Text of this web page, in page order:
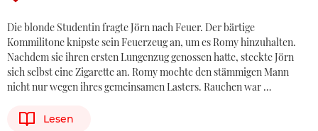
Die blonde Studentin fragte Jörn nach Feuer. Der bärtige
Kommilitone knipste sein Feuerzeug an, um es Romy hinzuhalten.
Nachdem sie ihren ersten Lungenzug genossen hatte, steckte Jörn
sich selbst eine Zigarette an. Romy mochte den stämmigen Mann
nicht nur wegen ihres gemeinsamen Lasters. Rauchen war …
Lesen